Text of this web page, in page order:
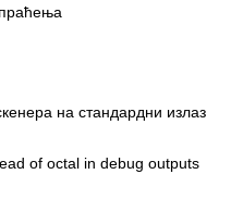
на стандардни излаз
of octal in debug outputs